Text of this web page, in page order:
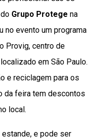
Grupo Protege na
no evento um programa
Provig, centro de
em São Paulo.
e reciclagem para os
da feira tem descontos
local.
e pode ser